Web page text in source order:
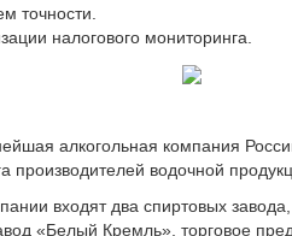
точности.
налогового мониторинга.
алкогольная компания
производителей водочной
входят два спиртовых
«Белый Кремль», торговое